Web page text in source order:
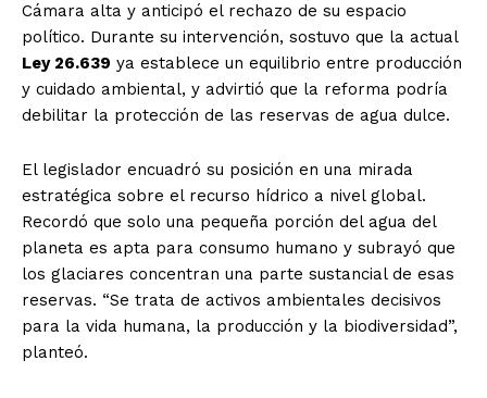
Cámara alta y anticipó el rechazo de su espacio
político. Durante su intervención, sostuvo que la actual
Ley 26.639 ya establece un equilibrio entre producción
y cuidado ambiental, y advirtió que la reforma podría
debilitar la protección de las reservas de agua dulce.
El legislador encuadró su posición en una mirada
estratégica sobre el recurso hídrico a nivel global.
Recordó que solo una pequeña porción del agua del
planeta es apta para consumo humano y subrayó que
los glaciares concentran una parte sustancial de esas
reservas. “Se trata de activos ambientales decisivos
para la vida humana, la producción y la biodiversidad”,
planteó.